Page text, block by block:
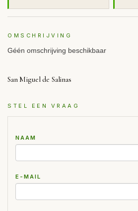
OMSCHRIJVING
Géén omschrijving beschikbaar
San Miguel de Salinas
STEL EEN VRAAG
NAAM
E-MAIL